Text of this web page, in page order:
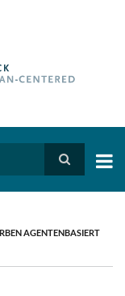
AGENTENBASIERT M